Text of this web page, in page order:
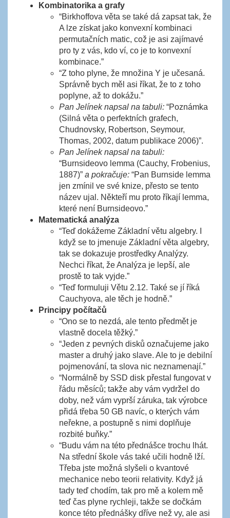
Kombinatorika a grafy
“Birkhoffova věta se také dá zapsat tak, že
A lze získat jako konvexní kombinaci
permutačních matic, což je asi zajímavé
pro ty z vás, kdo ví, co je to konvexní
kombinace.”
“Z toho plyne, že množina Y je učesaná.
Správně bych měl asi říkat, že to z toho
poplyne, až to dokážu.”
Pan Jelínek napsal na tabuli: “Poznámka
(Silná věta o perfektních grafech,
Chudnovsky, Robertson, Seymour,
Thomas, 2002, datum publikace 2006)”.
Pan Jelínek napsal na tabuli:
“Burnsideovo lemma (Cauchy, Frobenius,
1887)” a pokračuje: “Pan Burnside lemma
jen zmínil ve své knize, přesto se tento
název ujal. Někteří mu proto říkají lemma,
které není Burnsideovo.”
Matematická analýza
“Teď dokážeme Základní větu algebry. I
když se to jmenuje Základní věta algebry,
tak se dokazuje prostředky Analýzy.
Nechci říkat, že Analýza je lepší, ale
prostě to tak vyjde.”
“Teď formuluji Větu 2.12. Také se jí říká
Cauchyova, ale těch je hodně.”
Principy počítačů
“Ono se to nezdá, ale tento předmět je
vlastně docela těžký.”
“Jeden z pevných disků označujeme jako
master a druhý jako slave. Ale to je debilní
pojmenování, ta slova nic neznamenají.”
“Normálně by SSD disk přestal fungovat v
řádu měsíců; takže aby vám vydržel do
doby, než vám vyprší záruka, tak výrobce
přidá třeba 50 GB navíc, o kterých vám
neřekne, a postupně s nimi doplňuje
rozbité buňky.”
“Budu vám na této přednášce trochu lhát.
Na střední škole vás také učili hodně lží.
Třeba jste možná slyšeli o kvantové
mechanice nebo teorii relativity. Když já
tady teď chodím, tak pro mě a kolem mě
teď čas plyne rychleji, takže se dočkám
konce této přednášky dříve než vy, ale asi